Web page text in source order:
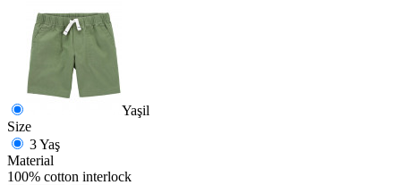
Yaşil
Size
3 Yaş
Material
100% cotton interlock